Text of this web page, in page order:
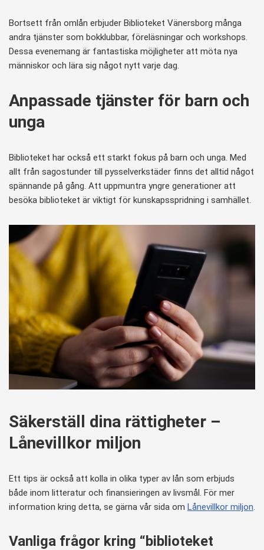
Bortsett från omlån erbjuder Biblioteket Vänersborg många
andra tjänster som bokklubbar, föreläsningar och workshops.
Dessa evenemang är fantastiska möjligheter att möta nya
människor och lära sig något nytt varje dag.
Anpassade tjänster för barn och
unga
Biblioteket har också ett starkt fokus på barn och unga. Med
allt från sagostunder till pysselverkstäder finns det alltid något
spännande på gång. Att uppmuntra yngre generationer att
besöka biblioteket är viktigt för kunskapsspridning i samhället.
Säkerställ dina rättigheter –
Lånevillkor miljon
Ett tips är också att kolla in olika typer av lån som erbjuds
både inom litteratur och finansieringen av livsmål. För mer
information kring detta, se gärna vår sida om Lånevillkor miljon.
Vanliga frågor kring “biblioteket